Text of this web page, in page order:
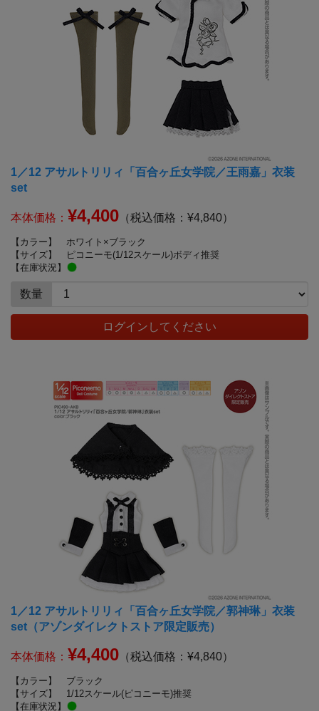
1／12 アサルトリリィ「百合ヶ丘女学院／王雨嘉」衣装
set
本体価格： ¥4,400 （税込価格：¥4,840）
【カラー】
ホワイト×ブラック
【サイズ】
ピコニーモ(1/12スケール)ボディ推奨
【在庫状況】
数量
ログインしてください
1／12 アサルトリリィ「百合ヶ丘女学院／郭神琳」衣装
set（アゾンダイレクトストア限定販売）
本体価格： ¥4,400 （税込価格：¥4,840）
【カラー】
ブラック
【サイズ】
1/12スケール(ピコニーモ)推奨
【在庫状況】